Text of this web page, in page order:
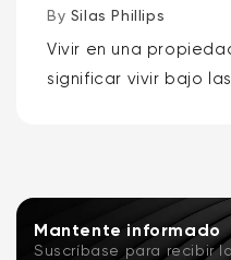
By Silas Phillips
Vivir en una
significar vivir bajo
Mantente informado
Suscríbase para recibir